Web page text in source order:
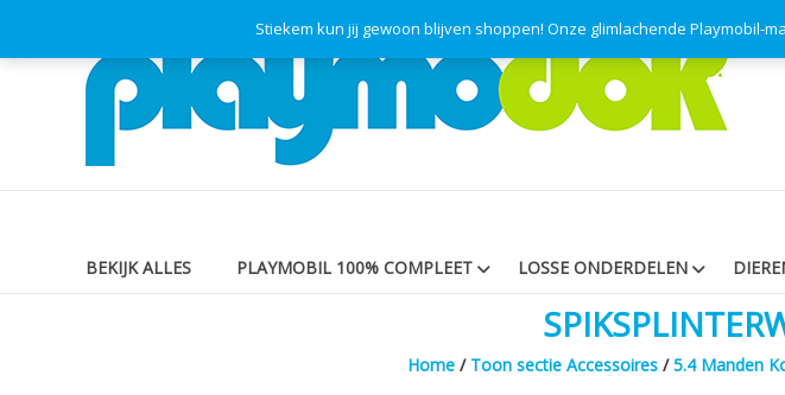
Stiekem kun jij gewoon blijven shoppen! Onze glimlachende Playmobil-
content
Playmodok
Tweedehands
Playmobil
en
dromen
iedereen
BEKIJK ALLES PLAYMOBIL 100% COMPLEET LOSSE ONDERDELEN
Home / Toon sectie Accessoires /5.4 Manden